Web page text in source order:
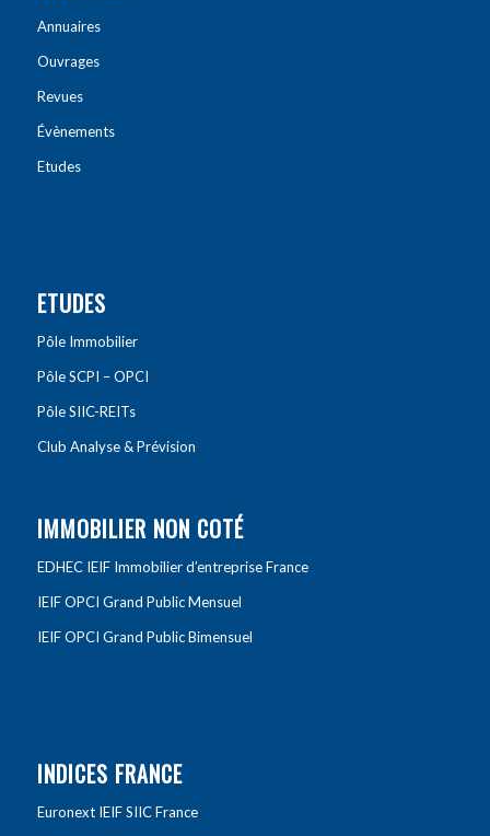
Annuaires
Ouvrages
Revues
Évènements
Etudes
ETUDES
Pôle Immobilier
Pôle SCPI – OPCI
Pôle SIIC-REITs
Club Analyse & Prévision
IMMOBILIER NON COTÉ
EDHEC IEIF Immobilier d’entreprise France
IEIF OPCI Grand Public Mensuel
IEIF OPCI Grand Public Bimensuel
INDICES FRANCE
Euronext IEIF SIIC France